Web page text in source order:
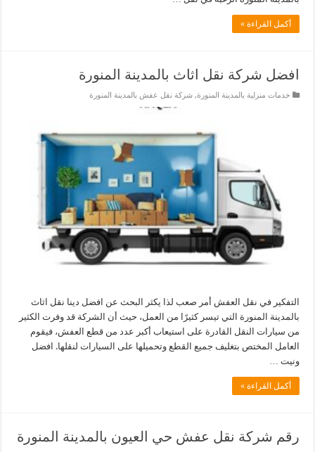
أكمل القراءة »
افضل شركة نقل اثاث بالمدينة المنورة
خدمات منزلية بالمدينة المنورة,شركة نقل عفش بالمدينة المنورة
التفكير في نقل العفش أمر صعب لذا يكثر البحث عن افضل دينا نقل اثاث
بالمدينة المنورة التي تيسر كثيرًا من العمل، حيث أن الشركة قد وفرت الكثير
من سيارات النقل القادرة على استيعاب أكبر عدد من قطع العفش، فيقوم
العامل المختص بتغليف جميع القطع وتحميلها على السيارات لنقلها. افضل
ونيت …
أكمل القراءة »
رقم شركة نقل عفش حي العيون بالمدينة المنورة